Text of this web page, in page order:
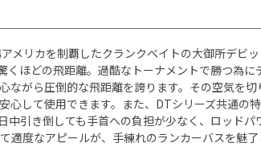
メリカを制覇したクランクベイトの大御所デビ
ほどの飛距離。過酷なトーナメントで勝つ為
がら圧倒的な飛距離を誇ります。その空気を
して使用できます。また、DTシリーズ共通の
引き倒しても手首への負担が少なく、ロッド
度なアピールが、手練れのランカーバスを魅